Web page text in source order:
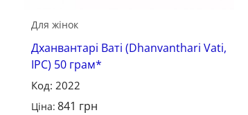
Для жінок
Дханвантарі Ваті (Dhanvanthari Vati,
IPC) 50 грам*
Код: 2022
Ціна: 841 грн